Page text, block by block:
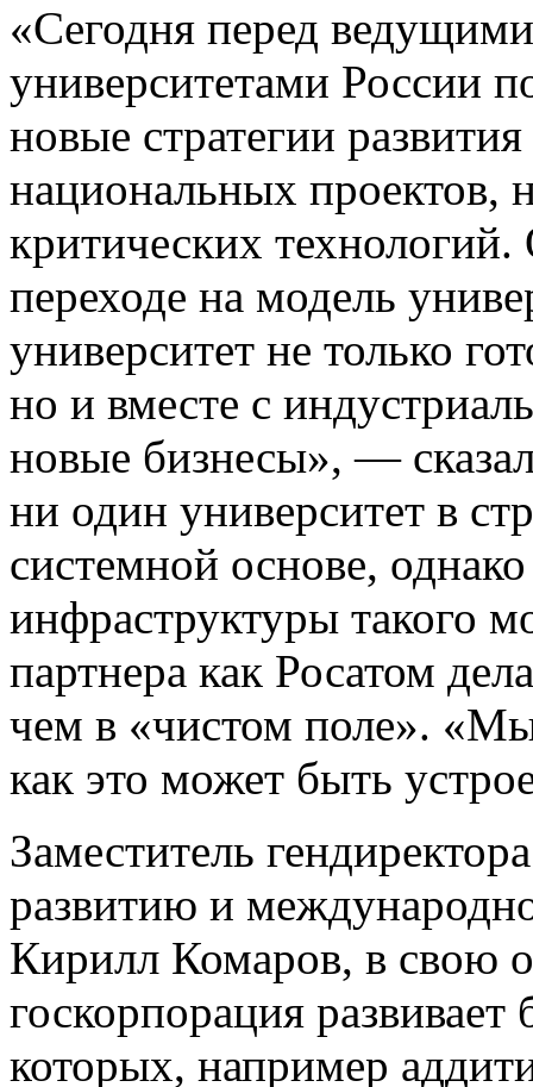
«Сегодня перед
университетами России
новые стратегии
национальных проектов,
критических
переходе на модель
университет не только
но и вместе с
новые бизнесы», —
ни один университет в
системной основе,
инфраструктуры такого
партнера как Росатом
чем в «чистом поле».
как это может быть
Заместитель
развитию и
Кирилл Комаров, в свою
госкорпорация
которых, например